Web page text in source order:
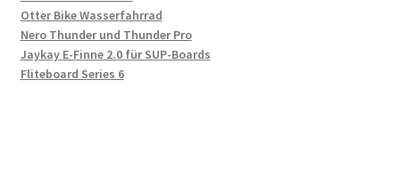
Otter Bike Wasserfahrrad
Nero Thunder und Thunder Pro
Jaykay E-Finne 2.0 für SUP-Boards
Fliteboard Series 6